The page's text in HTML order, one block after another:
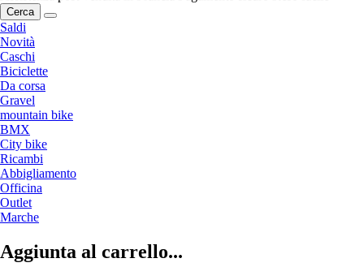
Cerca
Saldi
Novità
Caschi
Biciclette
Da corsa
Gravel
mountain bike
BMX
City bike
Ricambi
Abbigliamento
Officina
Outlet
Marche
Aggiunta al carrello...